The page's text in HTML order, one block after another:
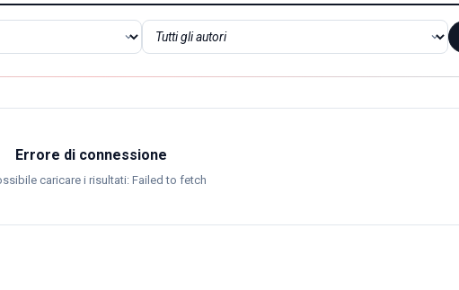
Errore di connessione
caricare i risultati: Failed to fetch